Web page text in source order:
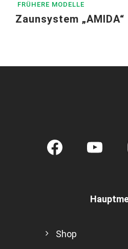
FRÜHERE MODELLE
Zaunsystem „AMIDA“
Facebook
Shop